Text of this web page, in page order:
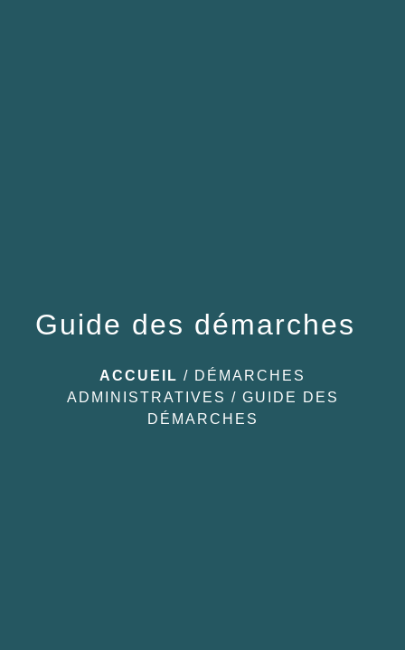
Guide des démarches
ACCUEIL / DÉMARCHES
ADMINISTRATIVES / GUIDE DES
DÉMARCHES